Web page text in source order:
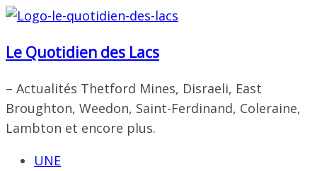
Passer
contenu
Le Quotidien des Lacs
– Actualités Thetford Mines, Disraeli, East
Broughton, Weedon, Saint-Ferdinand, Coleraine,
Lambton et encore plus.
UNE